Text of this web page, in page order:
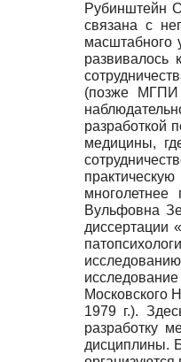
Рубинштейн
связана с
масштабного
развивалось
(позже МГПИ
разработкой
медицины,
Вульфовна
диссертации
Московского
1979 г.).
разработку
дисциплины.